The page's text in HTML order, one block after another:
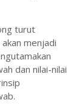
turut
menjadi
dan nilai-nilai